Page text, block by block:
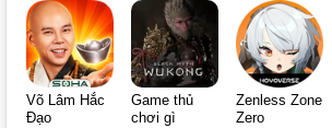
Võ Lâm Hắc
Đạo
Game thủ
chơi gì
Zenless Zone
Zero